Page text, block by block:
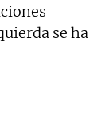
se ha